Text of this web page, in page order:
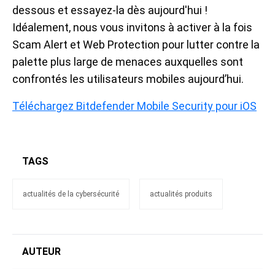
dessous et essayez-la dès aujourd'hui !
Idéalement, nous vous invitons à activer à la fois
Scam Alert et Web Protection pour lutter contre la
palette plus large de menaces auxquelles sont
confrontés les utilisateurs mobiles aujourd’hui.
Téléchargez Bitdefender Mobile Security pour iOS
TAGS
actualités de la cybersécurité actualités produits
AUTEUR